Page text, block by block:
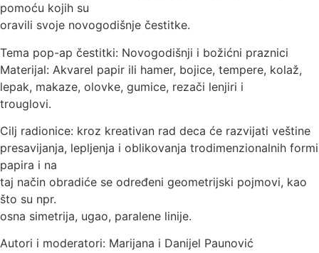
pomoću kojih su
oravili svoje novogodišnje čestitke.
Tema pop-ap čestitki: Novogodišnji i božićni praznici
Materijal: Akvarel papir ili hamer, bojice, tempere, kolaž,
lepak, makaze, olovke, gumice, rezači lenjiri i
trouglovi.
Cilj radionice: kroz kreativan rad deca će razvijati veštine
presavijanja, lepljenja i oblikovanja trodimenzionalnih formi
papira i na
taj način obradiće se određeni geometrijski pojmovi, kao
što su npr.
osna simetrija, ugao, paralene linije.
Autori i moderatori: Marijana i Danijel Paunović